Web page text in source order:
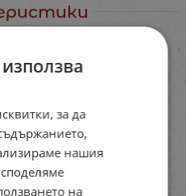
за да
нашия
на